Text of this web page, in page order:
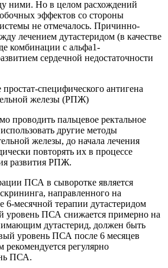
ними. Но в целом расхождений
эффектов со стороны
не отмечалось. Причинно-
лечением дутастеридом (в качестве
комбинации с альфа1-
сердечной недостаточности
специфического антигена
железы (РПЖ)
проводить пальцевое ректальное
другие методы
железы, до начала лечения
повторять их в процессе
развития РПЖ.
ПСА в сыворотке является
направленного на
месячной терапии дутастеридом
уровень ПСА снижается примерно на
дутастерид, должен быть
уровень ПСА после 6 месяцев
регулярно
ПСА.